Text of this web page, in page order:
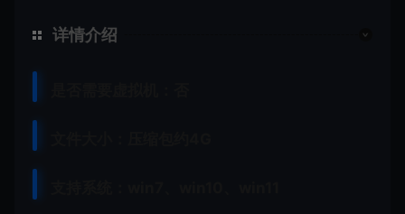
详情介绍